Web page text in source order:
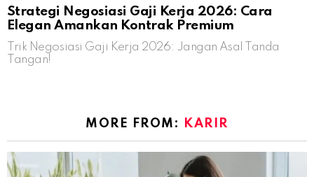
Strategi Negosiasi Gaji Kerja 2026: Cara
Elegan Amankan Kontrak Premium
Trik Negosiasi Gaji Kerja 2026: Jangan Asal Tanda
Tangan!
MORE FROM: KARIR